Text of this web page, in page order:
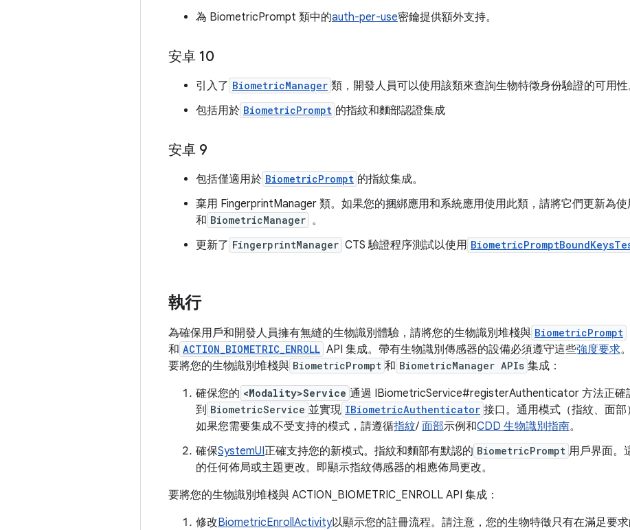
為 BiometricPrompt 類中的auth-per-use密鑰提供額外支持。
安卓 10
引入了 BiometricManager 類，開發人員可以使用該類來查詢生物特徵身份驗證的可用性
包括用於 BiometricPrompt 的指紋和麵部認證集成
安卓 9
包括僅適用於 BiometricPrompt 的指紋集成。
棄用 FingerprintManager 類。如果您的捆綁應用和系統應用使用此類，請將它們更新為使
和 BiometricManager 。
更新了 FingerprintManager CTS 驗證程序測試以使用
執行
為確保用戶和開發人員擁有無縫的生物識別體驗，請將您的生物識別堆棧與 BiometricPrompt
和 ACTION_BIOMETRIC_ENROLL API 集成。帶有生物識別傳感器的設備必須遵守這些強度要求。
要將您的生物識別堆棧與 BiometricPrompt 和 BiometricManager APIs 集成：
確保您的 <Modality>Service 通過 IBiometricService#registerAuthenticator 方法正確
到 BiometricService 並實現 IBiometricAuthenticator 接口。通用模式（指紋、面部
如果您需要集成不受支持的模式，請遵循指紋/ 面部示例和CDD 生物識別指南。
確保SystemUI正確支持您的新模式。指紋和麵部有默認的 BiometricPrompt 用戶界面。
的任何佈局或主題更改。即顯示指紋傳感器的相應佈局更改。
要將您的生物識別堆棧與 ACTION_BIOMETRIC_ENROLL API 集成：
修改BiometricEnrollActivity以顯示您的註冊流程。請注意，您的生物特徵只有在滿足要